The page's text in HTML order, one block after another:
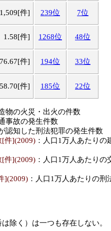
1,509[件] 239位 7位
1.58[件] 1268位 48位
76.67[件] 194位 33位
件] 185位 22位
物の火災・出火の件数
事故の発生件数
認知した刑法犯罪の発生件数
[件](2009) ：人口1万人あたりの
[件](2009) ：人口1万人あたりの
](2009) ：人口1万人あたりの刑
除く）は一つも存在しない。